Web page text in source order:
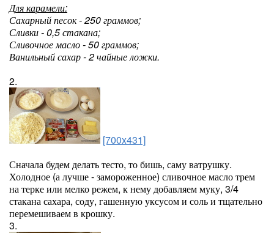
Для карамели:
Сахарный песок - 250 граммов;
Сливки - 0,5 стакана;
Сливочное масло - 50 граммов;
Ванильный сахар - 2 чайные ложки.
2.
[700x431]
Сначала будем делать тесто, то бишь, саму ватрушку.
Холодное (а лучше - замороженное) сливочное масло трем
на терке или мелко режем, к нему добавляем муку, 3/4
стакана сахара, соду, гашенную уксусом и соль и тщательно
перемешиваем в крошку.
3.